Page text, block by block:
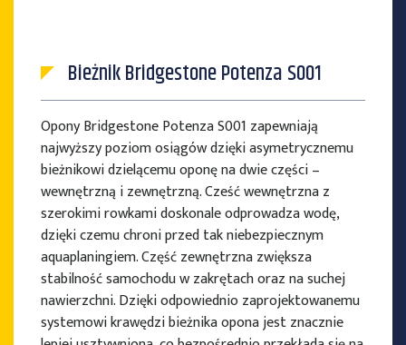
Bieżnik Bridgestone Potenza S001
Opony Bridgestone Potenza S001 zapewniają
najwyższy poziom osiągów dzięki asymetrycznemu
bieżnikowi dzielącemu oponę na dwie części –
wewnętrzną i zewnętrzną. Cześć wewnętrzna z
szerokimi rowkami doskonale odprowadza wodę,
dzięki czemu chroni przed tak niebezpiecznym
aquaplaningiem. Część zewnętrzna zwiększa
stabilność samochodu w zakrętach oraz na suchej
nawierzchni. Dzięki odpowiednio zaprojektowanemu
systemowi krawędzi bieżnika opona jest znacznie